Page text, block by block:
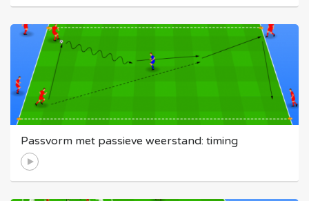
Passvorm met passieve weerstand: timing